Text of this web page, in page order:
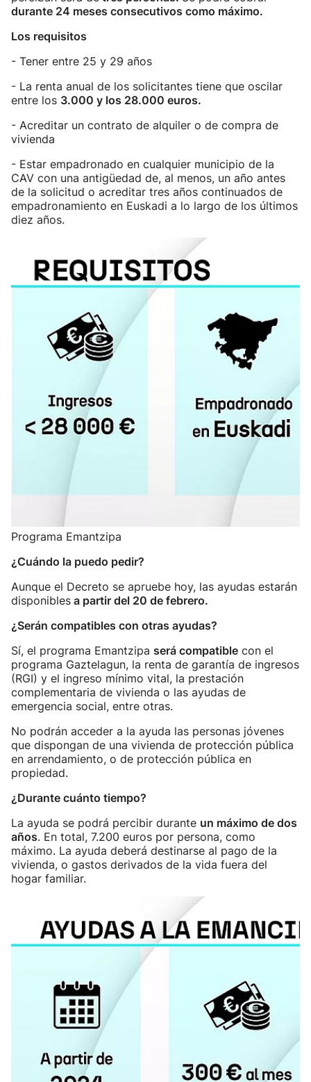
durante 24 meses consecutivos como máximo.
Los requisitos
- Tener entre 25 y 29 años
- La renta anual de los solicitantes tiene que oscilar
entre los 3.000 y los 28.000 euros.
- Acreditar un contrato de alquiler o de compra de
vivienda
- Estar empadronado en cualquier municipio de la
CAV con una antigüedad de, al menos, un año antes
de la solicitud o acreditar tres años continuados de
empadronamiento en Euskadi a lo largo de los últimos
diez años.
Programa Emantzipa
¿Cuándo la puedo pedir?
Aunque el Decreto se apruebe hoy, las ayudas estarán
disponibles a partir del 20 de febrero.
¿Serán compatibles con otras ayudas?
Sí, el programa Emantzipa será compatible con el
programa Gaztelagun, la renta de garantía de ingresos
(RGI) y el ingreso mínimo vital, la prestación
complementaria de vivienda o las ayudas de
emergencia social, entre otras.
No podrán acceder a la ayuda las personas jóvenes
que dispongan de una vivienda de protección pública
en arrendamiento, o de protección pública en
propiedad.
¿Durante cuánto tiempo?
La ayuda se podrá percibir durante un máximo de dos
años. En total, 7.200 euros por persona, como
máximo. La ayuda deberá destinarse al pago de la
vivienda, o gastos derivados de la vida fuera del
hogar familiar.